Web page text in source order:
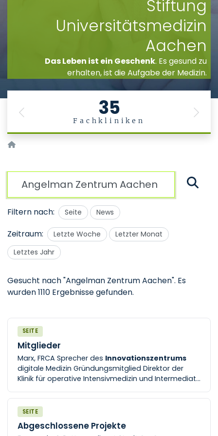
Stiftung
Universitätsmedizin
Aachen
Das Leben ist ein Geschenk. Es gesund zu
erhalten, ist die Aufgabe der Medizin.
35
Fachkliniken
Previous Next
Startseite
Filtern nach:
Seite News
Zeitraum: Letzte Woche
Letzter Monat
Letztes Jahr
Gesucht nach "Angelman Zentrum Aachen". Es
wurden 1110 Ergebnisse gefunden.
SEITE
Mitglieder
Marx, FRCA Sprecher des Innovationszentrums
digitale Medizin Gründungsmitglied Direktor der
Klinik für operative Intensivmedizin und Intermediate
nat [...] Direktor des Instituts für Computational
Biomedicine II an der Universität RWTH
Stellvertrender Sprecher des
digitale Medizin Gründungsmitglied Univ.-Prof. Dr.
SEITE
Abgeschlossene Projekte